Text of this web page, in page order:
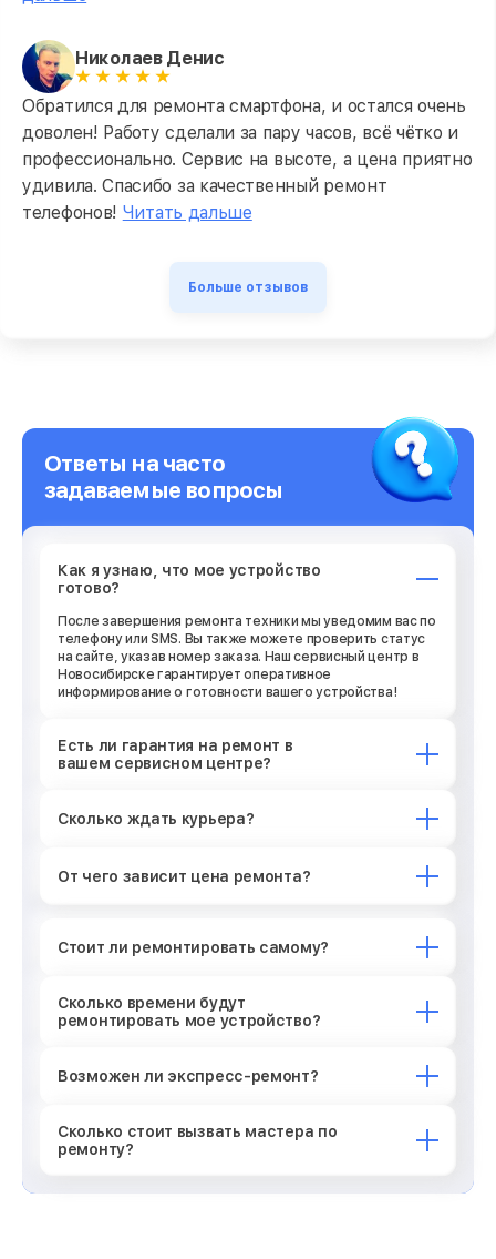
Николаев Денис
Обратился для ремонта смартфона, и остался очень
доволен! Работу сделали за пару часов, всё чётко и
профессионально. Сервис на высоте, а цена приятно
удивила. Спасибо за качественный ремонт
телефонов! Читать дальше
Больше отзывов
Ответы на часто
задаваемые вопросы
Как я узнаю, что мое устройство
готово?
После завершения ремонта техники мы уведомим вас по
телефону или SMS. Вы также можете проверить статус
на сайте, указав номер заказа. Наш сервисный центр в
Новосибирске гарантирует оперативное
информирование о готовности вашего устройства!
Есть ли гарантия на ремонт в
вашем сервисном центре?
Сколько ждать курьера?
От чего зависит цена ремонта?
Стоит ли ремонтировать самому?
Сколько времени будут
ремонтировать мое устройство?
Возможен ли экспресс-ремонт?
Сколько стоит вызвать мастера по
ремонту?